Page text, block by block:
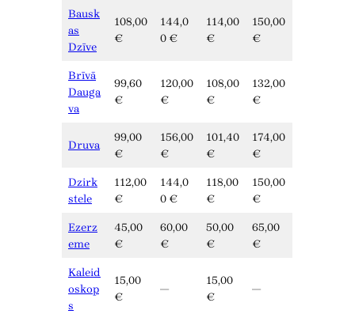
Bausk
as
Dzīve
108,00
€
144,0
0 €
114,00
€
150,00
€
Brīvā
Dauga
va
99,60
€
120,00
€
108,00
€
132,00
€
Druva
99,00
€
156,00
€
101,40
€
174,00
€
Dzirk
stele
112,00
€
144,0
0 €
118,00
€
150,00
€
Ezerz
eme
45,00
€
60,00
€
50,00
€
65,00
€
Kaleid
oskop
s
15,00
€
—
15,00
€
—